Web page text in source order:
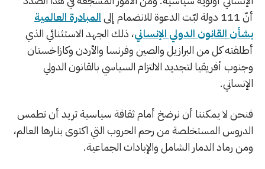
أنّ 111 دولة لبّت الدعوة للانضمام إلى
المبادرة العالمية
بشأن القانون الدولي الإنساني، ذلك الجهد الاستثنائي الذي
أطلقته كل من البرازيل والصين وفرنسا والأردن وكازاخستان
وجنوب أفريقيا لتجديد الالتزام السياسي بالقانون الدولي
الإنساني.
فنحن لا يمكننا أن نرضخ أمام ثقافة سياسية تريد أن تطمس
الدروس المستخلصة من رحم الحروب التي اكتوى بنارها العالم،
ومن رماد الدمار الشامل والإبادات الجماعية.